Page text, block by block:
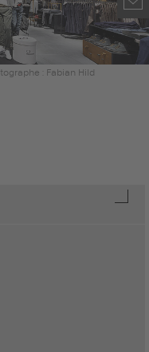
: Fabian Hild